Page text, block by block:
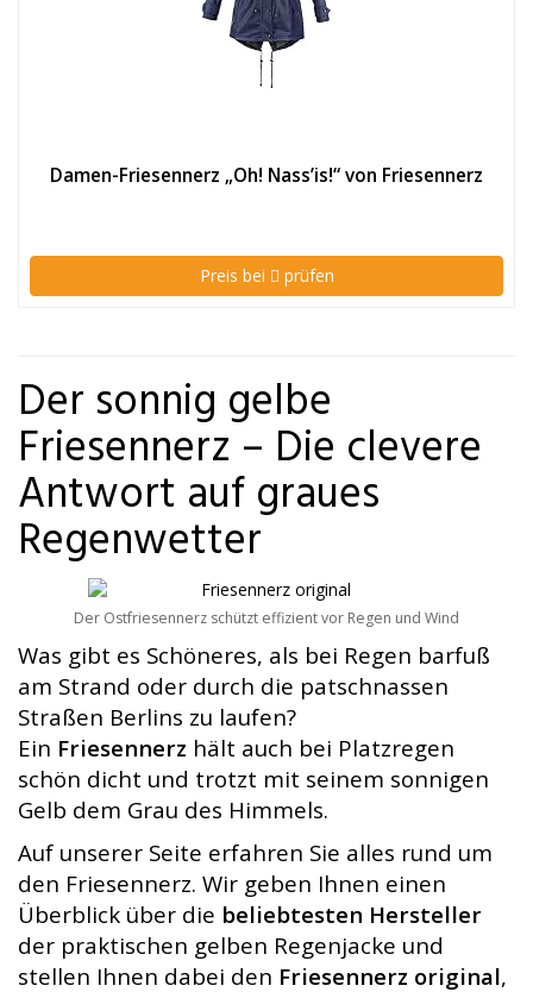
Damen-Friesennerz „Oh! Nass’is!“ von Friesennerz
Preis bei prüfen
Der sonnig gelbe
Friesennerz – Die clevere
Antwort auf graues
Regenwetter
Der Ostfriesennerz schützt effizient vor Regen und Wind
Was gibt es Schöneres, als bei Regen barfuß
am Strand oder durch die patschnassen
Straßen Berlins zu laufen?
Ein Friesennerz hält auch bei Platzregen
schön dicht und trotzt mit seinem sonnigen
Gelb dem Grau des Himmels.
Auf unserer Seite erfahren Sie alles rund um
den Friesennerz. Wir geben Ihnen einen
Überblick über die beliebtesten Hersteller
der praktischen gelben Regenjacke und
stellen Ihnen dabei den Friesennerz original,